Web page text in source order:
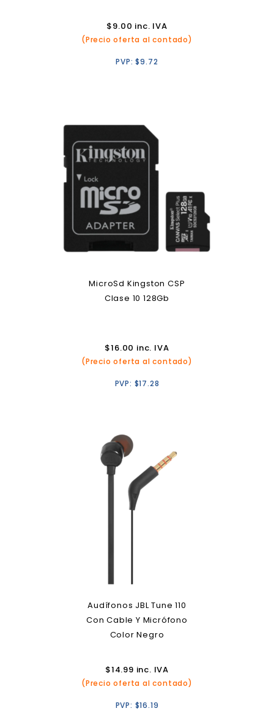
$9.00 inc. IVA
(Precio oferta al contado)
PVP:$9.72
MicroSd Kingston CSP
Clase 10 128Gb
$16.00 inc. IVA
(Precio oferta al contado)
PVP: $17.28
Audífonos JBL Tune 110
Con Cable Y Micrófono
Color Negro
$14.99 inc. IVA
(Precio oferta al contado)
PVP: $16.19